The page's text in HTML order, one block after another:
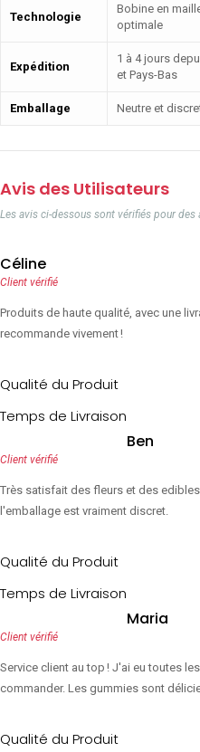
Technologie
Bobine en
optimale
Expédition
1 à 4 jours
et Pays-Bas
Emballage Neutre et
Avis des Utilisateurs
Les avis ci-dessous sont vérifiés pour des
Céline
Client vérifié
Produits de haute qualité, avec une
recommande vivement !
Qualité du Produit
Temps de Livraison
Ben
Client vérifié
Très satisfait des fleurs et des
l'emballage est vraiment discret.
Qualité du Produit
Temps de Livraison
Maria
Client vérifié
Service client au top ! J'ai eu toutes
commander. Les gummies sont
Qualité du Produit